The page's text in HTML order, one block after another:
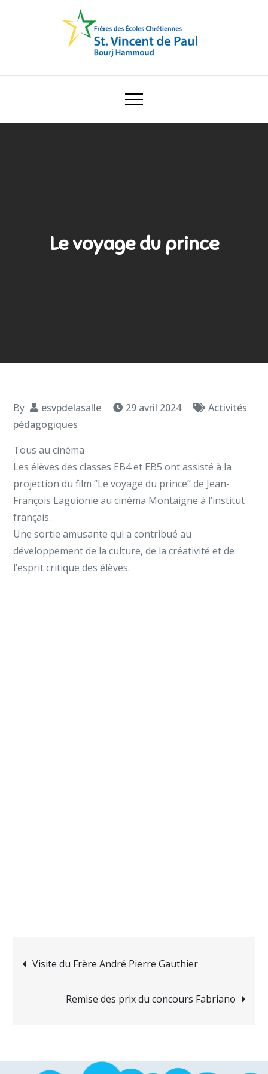
Ecole Saint Vincent de Paul
Le voyage du prince
By esvpdelasalle 29 avril 2024
Activités
pédagogiques
Tous au cinéma
Les élèves des classes EB4 et EB5 ont assisté à la
projection du film “Le voyage du prince” de Jean-
François Laguionie au cinéma Montaigne à l’institut
français.
Une sortie amusante qui a contribué au
développement de la culture, de la créativité et de
l’esprit critique des élèves.
Navigation
Visite du Frère André Pierre Gauthier
Remise des prix du concours Fabriano